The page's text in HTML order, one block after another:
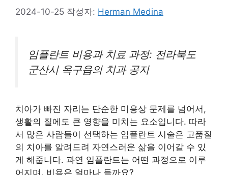
2024-10-25 작성자: Herman Medina
임플란트 비용과 치료 과정: 전라북도
군산시 옥구읍의 치과 공지
치아가 빠진 자리는 단순한 미용상 문제를 넘어서,
생활의 질에도 큰 영향을 미치는 요소입니다. 따라
서 많은 사람들이 선택하는 임플란트 시술은 고품질
의 치아를 알려드려 자연스러운 삶을 이어갈 수 있
게 해줍니다. 과연 임플란트는 어떤 과정으로 이루
어지며, 비용은 얼마나 들까요?